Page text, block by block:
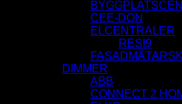
CEE-DON
ELCENTRALER
RESI9
DIMMER
ABB
CONNECT 2